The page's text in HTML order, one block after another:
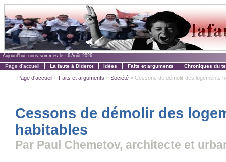
Aujourd'hui, nous sommes le : 6 Août 2026
Page d'accueil La faute à Diderot Idées Faits et arguments Chroniques du
Page d'accueil » Faits et arguments »Société » Cessons de démolir des logements
Cessons de démolir des
habitables
Par Paul Chemetov, architecte et